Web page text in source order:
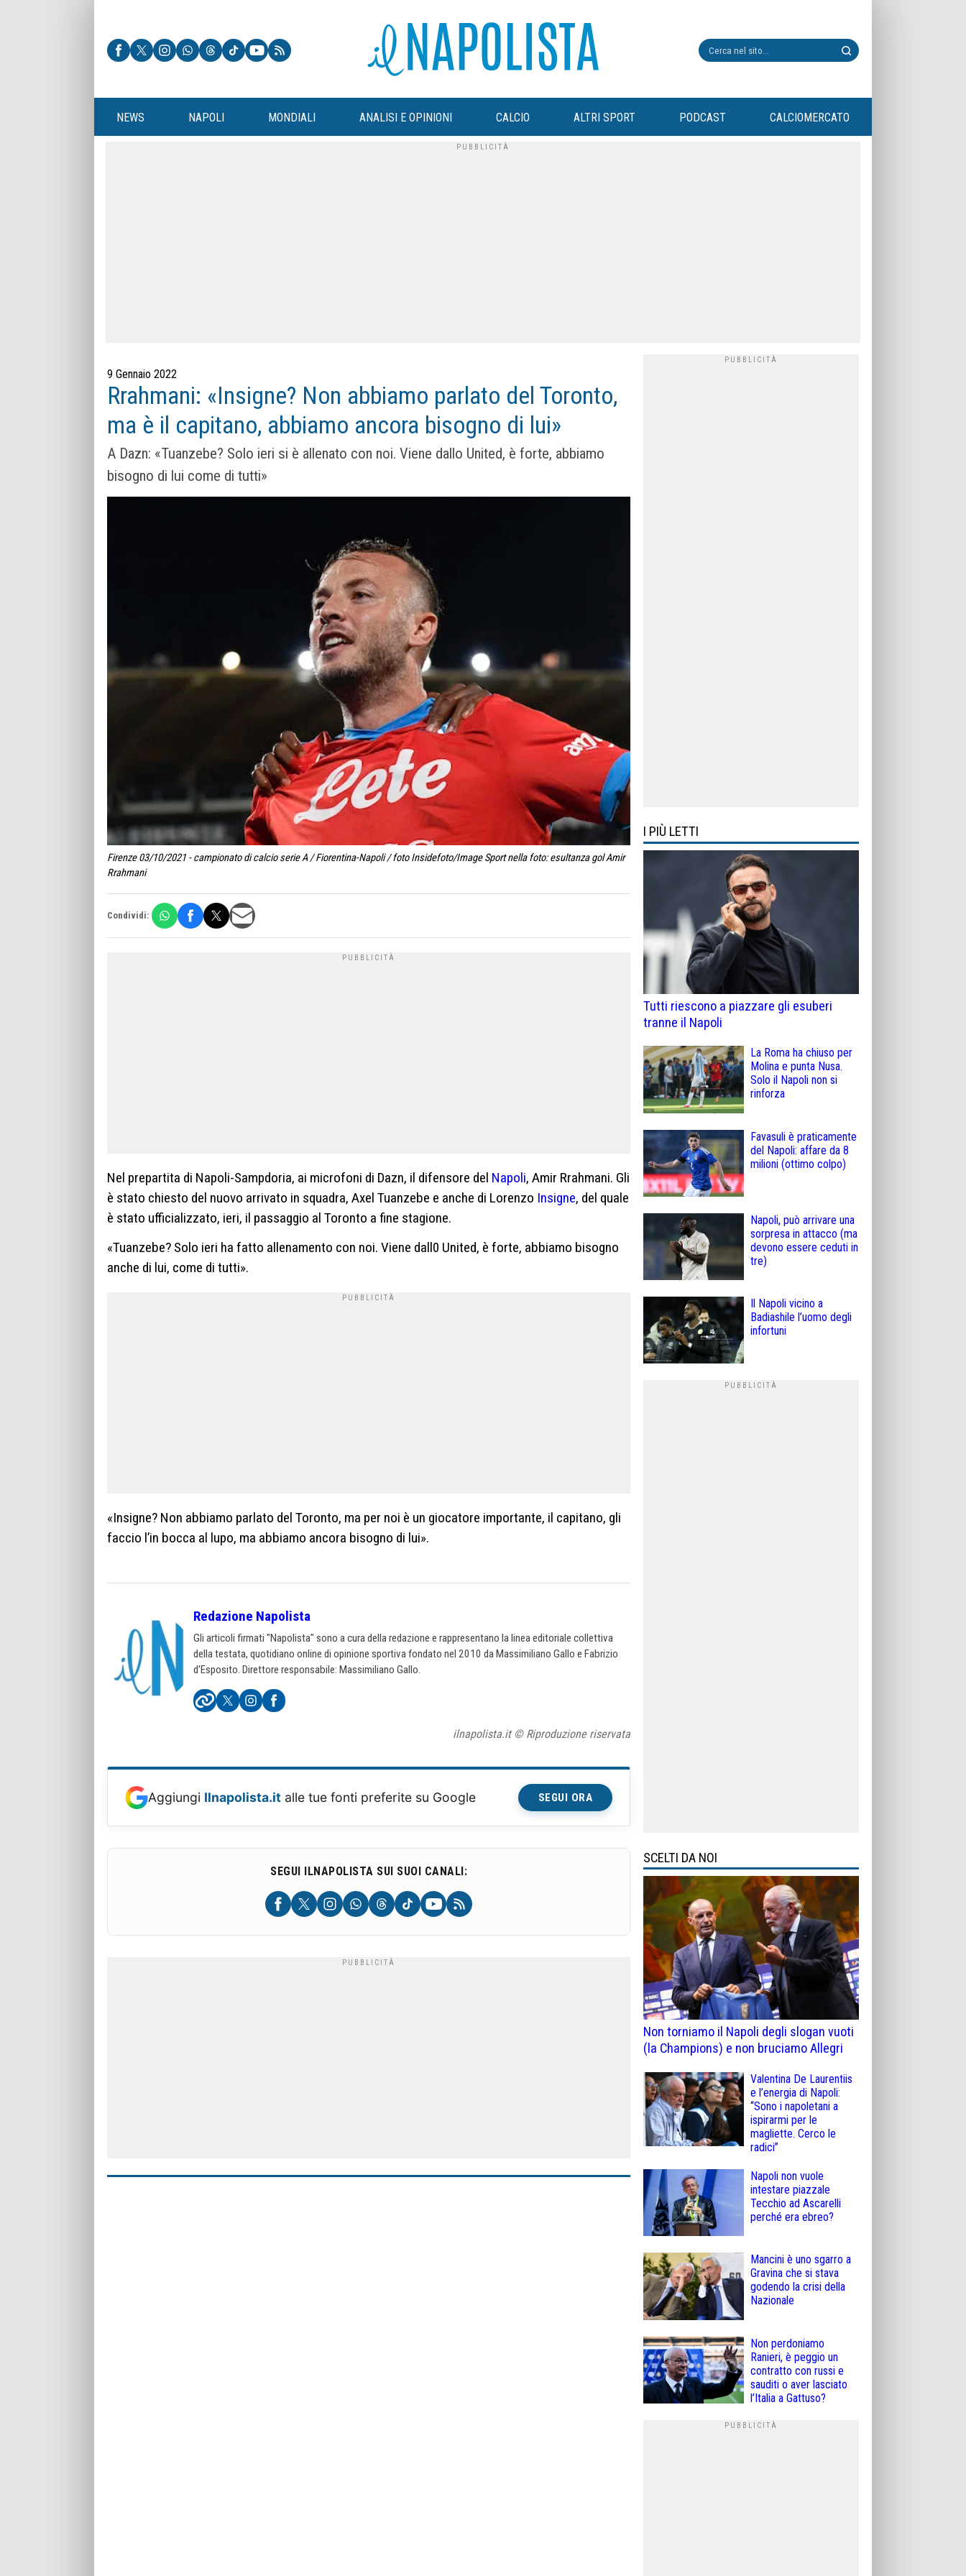
NEWS NAPOLI MONDIALI ANALISI E OPINIONI CALCIO ALTRI SPORT PODCAST CALCIOMERCATO
9 Gennaio 2022
Rrahmani: «Insigne? Non abbiamo parlato del Toronto,
ma è il capitano, abbiamo ancora bisogno di lui»
A Dazn: «Tuanzebe? Solo ieri si è allenato con noi. Viene dallo United, è forte, abbiamo
bisogno di lui come di tutti»
Firenze 03/10/2021 - campionato di calcio serie A / Fiorentina-Napoli / foto Insidefoto/Image Sport nella foto: esultanza gol Amir
Rrahmani
Condividi:
Nel prepartita di Napoli-Sampdoria, ai microfoni di Dazn, il difensore del Napoli, Amir Rrahmani. Gli
è stato chiesto del nuovo arrivato in squadra, Axel Tuanzebe e anche di Lorenzo Insigne, del quale
è stato ufficializzato, ieri, il passaggio al Toronto a fine stagione.
«Tuanzebe? Solo ieri ha fatto allenamento con noi. Viene dall0 United, è forte, abbiamo bisogno
anche di lui, come di tutti».
«Insigne? Non abbiamo parlato del Toronto, ma per noi è un giocatore importante, il capitano, gli
faccio l’in bocca al lupo, ma abbiamo ancora bisogno di lui».
Redazione Napolista
Gli articoli firmati "Napolista" sono a cura della redazione e rappresentano la linea editoriale collettiva
della testata, quotidiano online di opinione sportiva fondato nel 2010 da Massimiliano Gallo e Fabrizio
d'Esposito. Direttore responsabile: Massimiliano Gallo.
ilnapolista.it © Riproduzione riservata
Aggiungi Ilnapolista.it alle tue fonti preferite su Google SEGUI ORA
SEGUI ILNAPOLISTA SUI SUOI CANALI:
I PIÙ LETTI
Tutti riescono a piazzare gli esuberi
tranne il Napoli
La Roma ha chiuso per
Molina e punta Nusa.
Solo il Napoli non si
rinforza
Favasuli è praticamente
del Napoli: affare da 8
milioni (ottimo colpo)
Napoli, può arrivare una
sorpresa in attacco (ma
devono essere ceduti in
tre)
Il Napoli vicino a
Badiashile l’uomo degli
infortuni
SCELTI DA NOI
Non torniamo il Napoli degli slogan vuoti
(la Champions) e non bruciamo Allegri
Valentina De Laurentiis
e l’energia di Napoli:
“Sono i napoletani a
ispirarmi per le
magliette. Cerco le
radici”
Napoli non vuole
intestare piazzale
Tecchio ad Ascarelli
perché era ebreo?
Mancini è uno sgarro a
Gravina che si stava
godendo la crisi della
Nazionale
Non perdoniamo
Ranieri, è peggio un
contratto con russi e
sauditi o aver lasciato
l’Italia a Gattuso?